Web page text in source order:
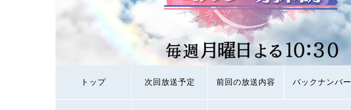
トップ 次回放送予定 前回の放送内容 バックナンバー